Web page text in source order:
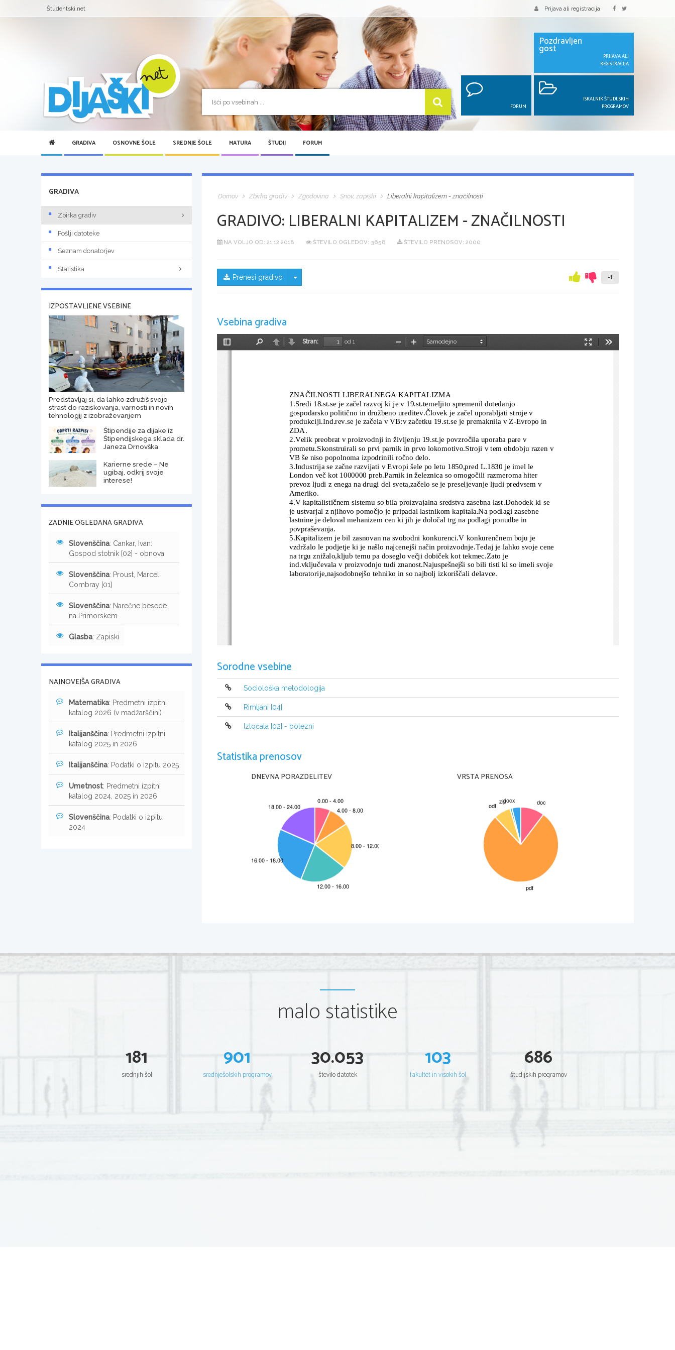
Študentski.net Prijava ali registracija
Pozdravljen
gost
PRIJAVA ALI
REGISTRACIJA
FORUM
ISKALNIK ŠTUDIJSKIH
PROGRAMOV
GRADIVA OSNOVNE ŠOLE SREDNJE ŠOLE MATURA ŠTUDIJ FORUM
Domov Zbirka gradiv Zgodovina Snov, zapiski Liberalni kapitalizem - značilnosti
GRADIVO: LIBERALNI KAPITALIZEM - ZNAČILNOSTI
NA VOLJO OD: 21.12.2018 ŠTEVILO OGLEDOV: 3658 ŠTEVILO PRENOSOV: 2000
Prenesi gradivo Skrij/prikaži meni -1
Vsebina gradiva
Preklopi
NazajNaprej
Stran:
od 1
Način
PomanjšajPovečaj
ZNAČILNOSTI LIBERALNEGA KAPITALIZMA
1.Sredi 18.st.se je začel razvoj ki je v 19.st.temeljito spremenil dotedanjo
gospodarsko politično in družbeno ureditev.Človek je začel uporabljati stroje v
produkciji.Ind.rev.se je začela v VB:v začetku 19.st.se je premaknila v Z-Evropo in
ZDA.
2.Velik preobrat v proizvodnji in življenju 19.st.je povzročila uporaba pare v
prometu.Skonstruirali so prvi parnik in prvo lokomotivo.Stroji v tem obdobju razen v
VB še niso popolnoma izpodrinili ročno delo.
3.Industrija se začne razvijati v Evropi šele po letu 1850,pred L.1830 je imel le
London več kot 1000000 preb.Parnik in železnica so omogočili razmeroma hiter
prevoz ljudi z enega na drugi del sveta,začelo se je preseljevanje ljudi predvsem v
Ameriko.
4.V kapitalističnem sistemu so bila proizvajalna sredstva zasebna last.Dohodek ki se
je ustvarjal z njihovo pomočjo je pripadal lastnikom kapitala.Na podlagi zasebne
lastnine je deloval mehanizem cen ki jih je določal trg na podlagi ponudbe in
povpraševanja.
5.Kapitalizem je bil zasnovan na svobodni konkurenci.V konkurenčnem boju je
vzdržalo le podjetje ki je našlo najcenejši način proizvodnje.Tedaj je lahko svoje cene
na trgu znižalo,kljub temu pa doseglo večji dobiček kot tekmec.Zato je
ind.vključevala v proizvodnjo tudi znanost.Najuspešnejši so bili tisti ki so imeli svoje
laboratorije,najsodobnejšo tehniko in so najbolj izkoriščali delavce.
Sorodne vsebine
Sociološka metodologija
Rimljani [04]
Izločala [02] - bolezni
Statistika prenosov
DNEVNA PORAZDELITEV VRSTA PRENOSA
GRADIVA
Zbirka gradiv
Pošlji datoteke
Seznam donatorjev
Statistika
IZPOSTAVLJENE VSEBINE
Predstavljaj si, da lahko združiš svojo
strast do raziskovanja, varnosti in novih
tehnologij z izobraževanjem
Štipendije za dijake iz
Štipendijskega sklada dr.
Janeza Drnovška
Karierne srede – Ne
ugibaj, odkrij svoje
interese!
ZADNJE OGLEDANA GRADIVA
Slovenščina: Cankar, Ivan:
Gospod stotnik [02] - obnova
Slovenščina: Proust, Marcel:
Combray [01]
Slovenščina: Narečne besede
na Primorskem
Glasba: Zapiski
NAJNOVEJŠA GRADIVA
Matematika: Predmetni izpitni
katalog 2026 (v madžarščini)
Italijanščina: Predmetni izpitni
katalog 2025 in 2026
Italijanščina: Podatki o izpitu 2025
Umetnost: Predmetni izpitni
katalog 2024, 2025 in 2026
Slovenščina: Podatki o izpitu
2024
malo statistike
181
srednjih šol
901
srednješolskih programov
30.053
število datotek
103
fakultet in visokih šol
686
študijskih programov